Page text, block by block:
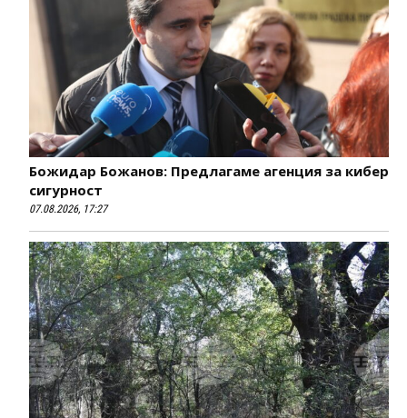
Божидар Божанов: Предлагаме агенция за кибер
сигурност
07.08.2026, 17:27